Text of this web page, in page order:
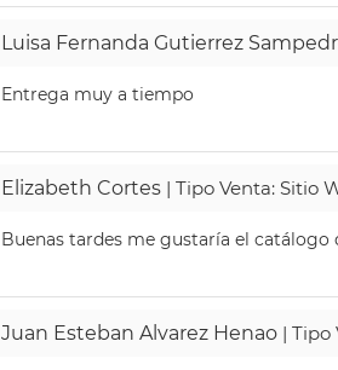
Luisa Fernanda Gutierrez
Entrega muy a tiempo
Elizabeth Cortes | Tipo Venta: Sitio
Buenas tardes me gustaría el
Juan Esteban Alvarez Henao | Tipo